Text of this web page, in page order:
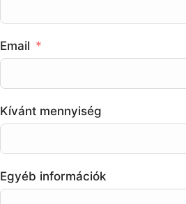
Email
Kívánt mennyiség
Egyéb információk